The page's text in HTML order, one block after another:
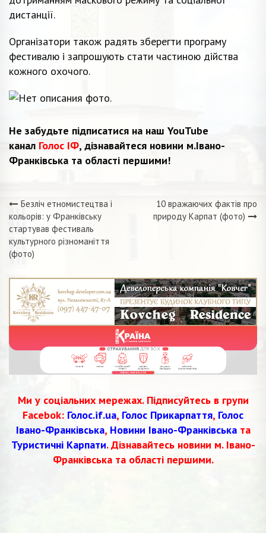
дистанції.
Організатори також радять зберегти програму
фестивалю і запрошують стати частиною дійства
кожного охочого.
Не забудьте підписатися на наш YouTube
канал Голос ІФ, дізнавайтеся новини м.Івано-
Франківська та області першими!
Навігація
записів
Безліч етномистецтва і
кольорів: у Франківську
стартував фестиваль
культурного різноманіття
(фото)
10 вражаючих фактів про
природу Карпат (фото)
Ми у соціальних мережах. Підписуйтесь в групи
Facebok: Голос.if.ua, Голос Прикарпаття, Голос
Івано-Франківська, Новини Івано-Франківськата
Туристичні Карпати. Дізнавайтесь новини м. Івано-
Франківська та області першими.